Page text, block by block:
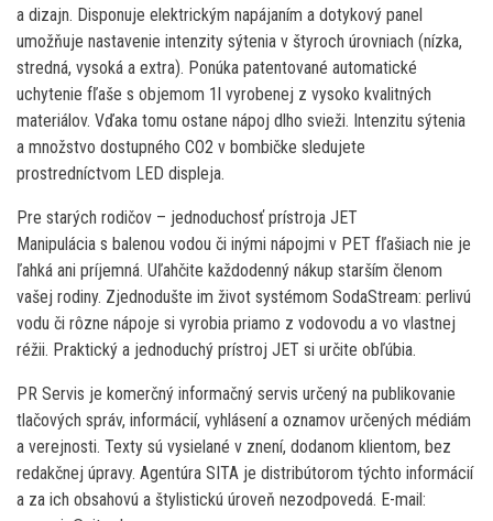
a dizajn. Disponuje elektrickým napájaním a dotykový panel
umožňuje nastavenie intenzity sýtenia v štyroch úrovniach (nízka,
stredná, vysoká a extra). Ponúka patentované automatické
uchytenie fľaše s objemom 1l vyrobenej z vysoko kvalitných
materiálov. Vďaka tomu ostane nápoj dlho svieži. Intenzitu sýtenia
a množstvo dostupného CO2 v bombičke sledujete
prostredníctvom LED displeja.
Pre starých rodičov – jednoduchosť prístroja JET
Manipulácia s balenou vodou či inými nápojmi v PET fľašiach nie je
ľahká ani príjemná. Uľahčite každodenný nákup starším členom
vašej rodiny. Zjednodušte im život systémom SodaStream: perlivú
vodu či rôzne nápoje si vyrobia priamo z vodovodu a vo vlastnej
réžii. Praktický a jednoduchý prístroj JET si určite obľúbia.
PR Servis je komerčný informačný servis určený na publikovanie
tlačových správ, informácií, vyhlásení a oznamov určených médiám
a verejnosti. Texty sú vysielané v znení, dodanom klientom, bez
redakčnej úpravy. Agentúra SITA je distribútorom týchto informácií
a za ich obsahovú a štylistickú úroveň nezodpovedá. E-mail: